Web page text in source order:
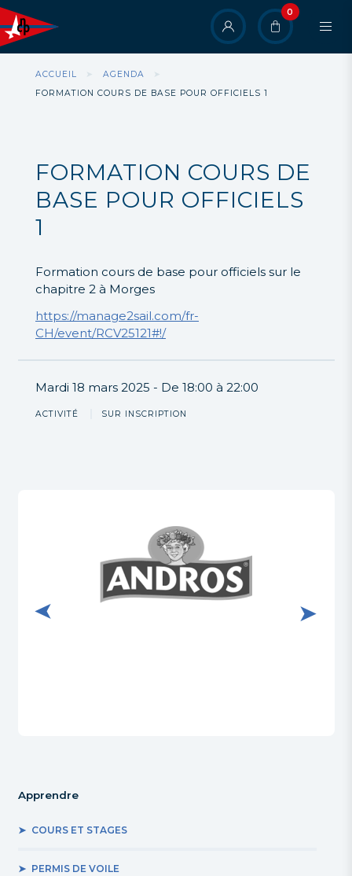
Aller
au
contenu
principal
User
account
0
d'Ariane
ACCUEIL
AGENDA
FORMATION COURS DE BASE POUR OFFICIELS 1
FORMATION COURS DE
BASE POUR OFFICIELS
1
Formation cours de base pour officiels sur le
chapitre 2 à Morges
https://manage2sail.com/fr-
CH/event/RCV25121#!/
Mardi 18 mars 2025 De 18:00 à 22:00
ACTIVITÉ SUR INSCRIPTION
Visiter le site internet de Andros
Apprendre
COURS ET STAGES
PERMIS DE VOILE